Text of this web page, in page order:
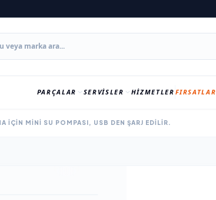
PARÇALAR SERVISLER HIZMETLER FIRSATLAR
IÇIN MINI SU POMPASI, USB DEN ŞARJ EDILIR.